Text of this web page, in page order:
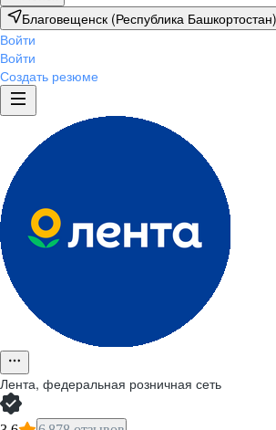
Благовещенск (Республика Башкортостан)
Войти
Войти
Создать резюме
Лента, федеральная розничная сеть